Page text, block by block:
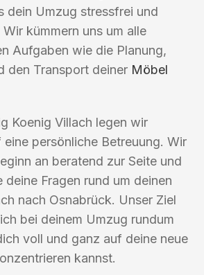
dein Umzug stressfrei und
kümmern uns um alle
Aufgaben wie die Planung,
den Transport deiner Möbel
Koenig Villach legen wir
persönliche Betreuung. Wir
an beratend zur Seite und
Fragen rund um deinen
nach Osnabrück. Unser Ziel
bei deinem Umzug rundum
voll und ganz auf deine neue
kannst.